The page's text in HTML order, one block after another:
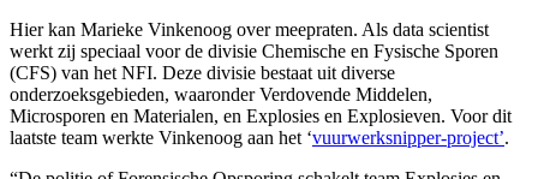
Hier kan Marieke Vinkenoog over meepraten. Als data scientist
werkt zij speciaal voor de divisie Chemische en Fysische Sporen
(CFS) van het NFI. Deze divisie bestaat uit diverse
onderzoeksgebieden, waaronder Verdovende Middelen,
Microsporen en Materialen, en Explosies en Explosieven. Voor dit
laatste team werkte Vinkenoog aan het ‘vuurwerksnipper-project’.